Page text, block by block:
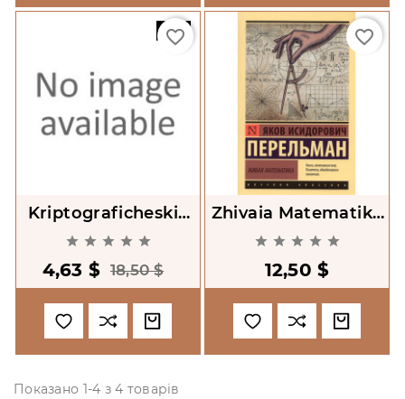
-75%
Kriptograficheskie
Metody Zashchity
Informatsii
[Cryptographic
Methods For The P
    
4,63 $ 18,50 $
favorite_border
Zhivaia Matematika
[Living Mathematics]
    
12,50 $
favorite_border
Показано 1-4 з 4 товарів